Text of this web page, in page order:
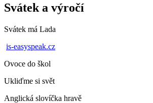
Svátek a výročí
Svátek má Lada
is-easyspeak.cz
Ovoce do škol
Ukliďme si svět
Anglická slovíčka hravě